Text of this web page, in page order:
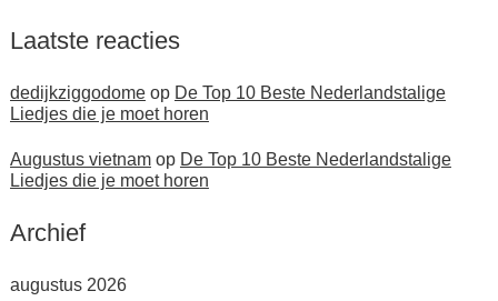
Laatste reacties
dedijkziggodomeop De Top 10 Beste Nederlandstalige
Liedjes die je moet horen
Augustus vietnamop De Top 10 Beste Nederlandstalige
Liedjes die je moet horen
Archief
augustus 2026